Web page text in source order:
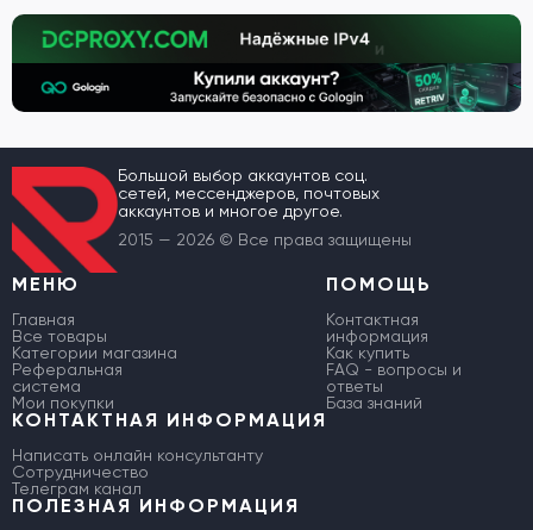
Большой выбор аккаунтов соц.
сетей, мессенджеров, почтовых
аккаунтов и многое другое.
2015 — 2026 © Все права защищены
МЕНЮ
Главная
Все товары
Категории магазина
Реферальная
система
Мои покупки
ПОМОЩЬ
Контактная
информация
Как купить
FAQ - вопросы и
ответы
База знаний
КОНТАКТНАЯ ИНФОРМАЦИЯ
Написать онлайн консультанту
Сотрудничество
Телеграм канал
ПОЛЕЗНАЯ ИНФОРМАЦИЯ